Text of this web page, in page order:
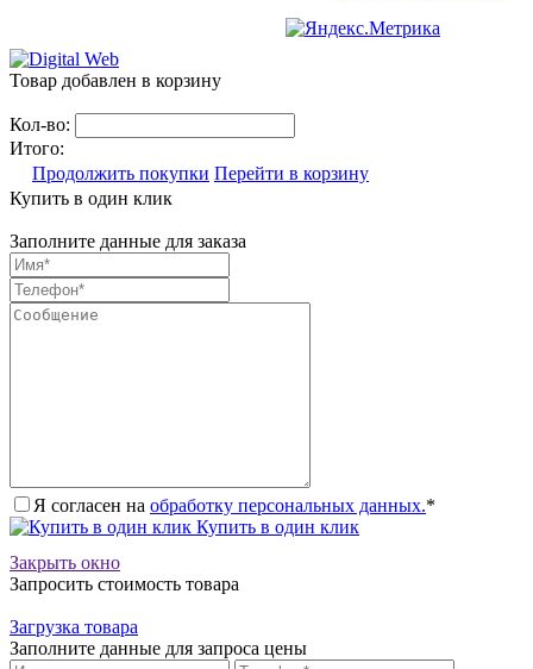
Товар добавлен в корзину
Кол-во:
Итого:
Продолжить покупки Перейти в корзину
Купить в один клик
Заполните данные для заказа
Я согласен на обработку персональных данных.*
Купить в один клик
Закрыть окно
Запросить стоимость товара
Загрузка товара
Заполните данные для запроса цены